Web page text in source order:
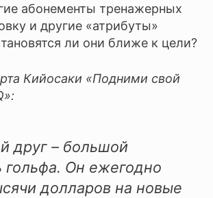
абонементы тренажерных
и другие «атрибуты»
ли они ближе к цели?
Кийосаки «Подними свой
друг – большой
гольфа. Он ежегодно
долларов на новые